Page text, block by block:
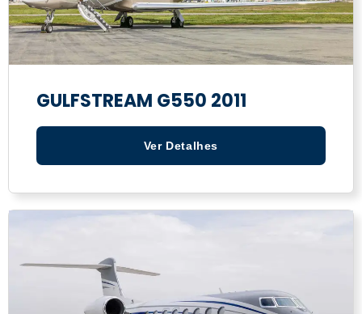
GULFSTREAM G550 2011
Ver Detalhes